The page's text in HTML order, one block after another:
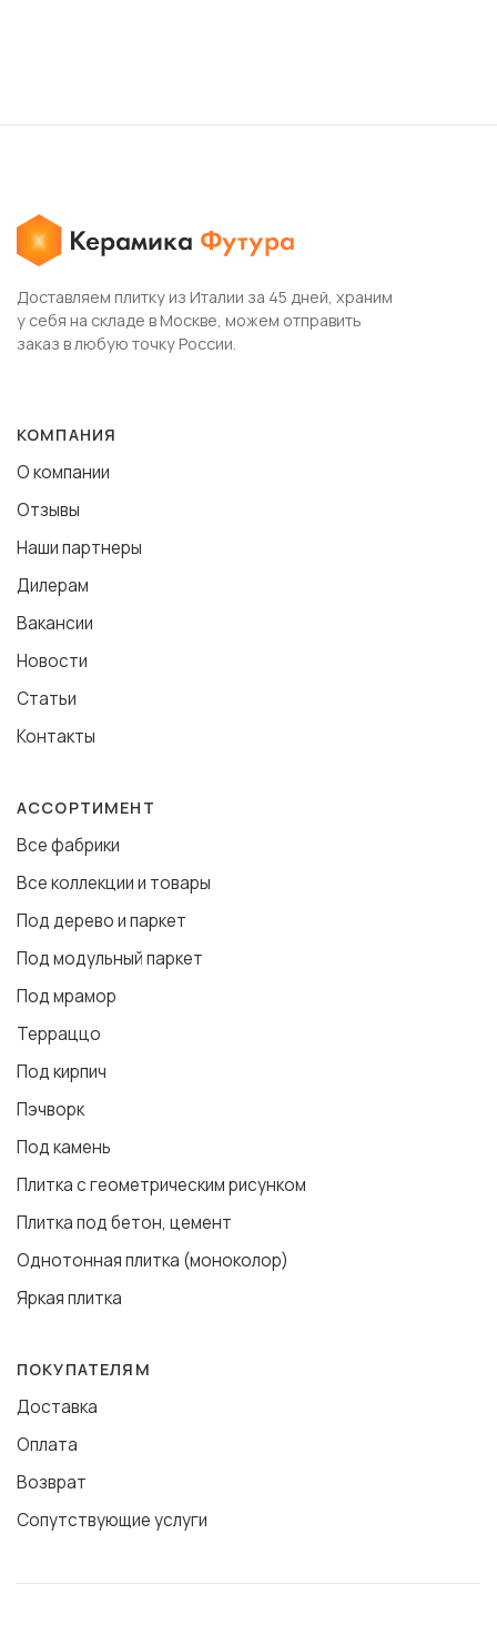
Доставляем плитку из Италии за 45 дней, храним
у себя на складе в Москве, можем отправить
заказ в любую точку России.
КОМПАНИЯ
О компании
Отзывы
Наши партнеры
Дилерам
Вакансии
Новости
Статьи
Контакты
АССОРТИМЕНТ
Все фабрики
Все коллекции и товары
Под дерево и паркет
Под модульный паркет
Под мрамор
Терраццо
Под кирпич
Пэчворк
Под камень
Плитка с геометрическим рисунком
Плитка под бетон, цемент
Однотонная плитка (моноколор)
Яркая плитка
ПОКУПАТЕЛЯМ
Доставка
Оплата
Возврат
Сопутствующие услуги